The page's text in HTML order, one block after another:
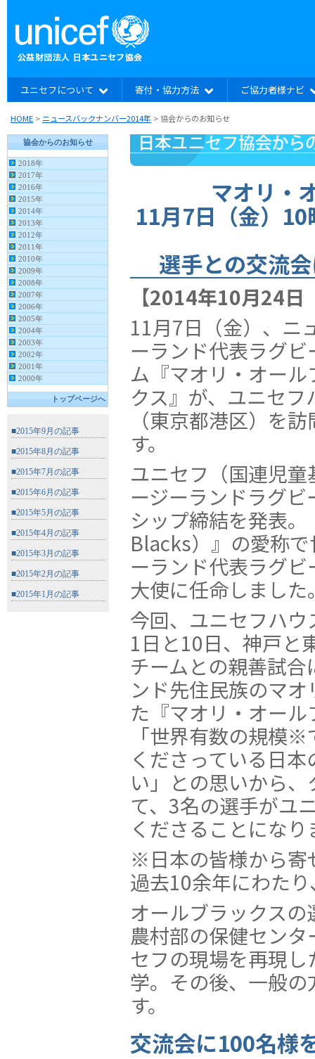
ユニセフについて 寄付・協力方法 ご協力者様ナビ
HOME > ニュースバックナンバー2014年 >協会からのお知らせ
マオリ・
11月7日（金）
選手との交流
【2014年10月24
11月7日（金）、ニ
ーランド代表ラグビ
ム『マオリ・オール
クス』が、ユニセフ
（東京都港区）を
す。
ユニセフ（国連児
ージーランドラグ
シップ締結を発表
Blacks）』の愛称
ーランド代表ラグ
大使に任命しました
今回、ユニセフハ
1日と10日、神戸と
チームとの親善試
ンド先住民族のマ
た『マオリ・オー
「世界有数の規模
くださっている日
い」との思いから
て、3名の選手がユ
くださることにな
※日本の皆様から寄
過去10余年にわた
オールブラックス
農村部の保健セン
セフの現場を再現
学。その後、一般
す。
交流会に100名様